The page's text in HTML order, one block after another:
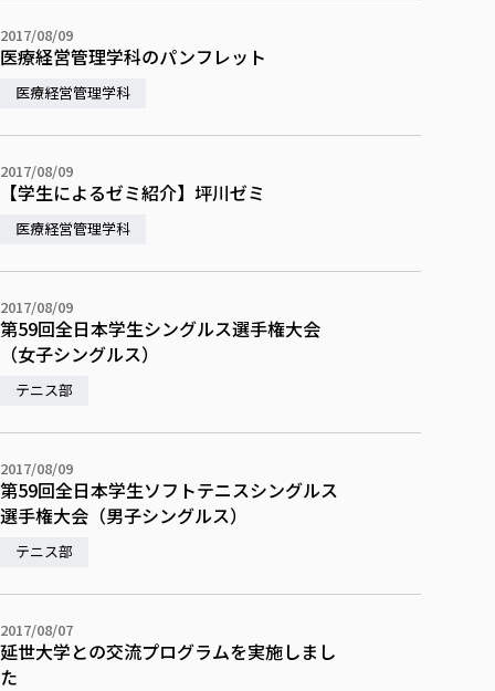
2017/08/09
医療経営管理学科のパンフレット
医療経営管理学科
2017/08/09
【学生によるゼミ紹介】坪川ゼミ
医療経営管理学科
2017/08/09
第59回全日本学生シングルス選手権大会
（女子シングルス）
テニス部
2017/08/09
第59回全日本学生ソフトテニスシングルス
選手権大会（男子シングルス）
テニス部
2017/08/07
延世大学との交流プログラムを実施しまし
た